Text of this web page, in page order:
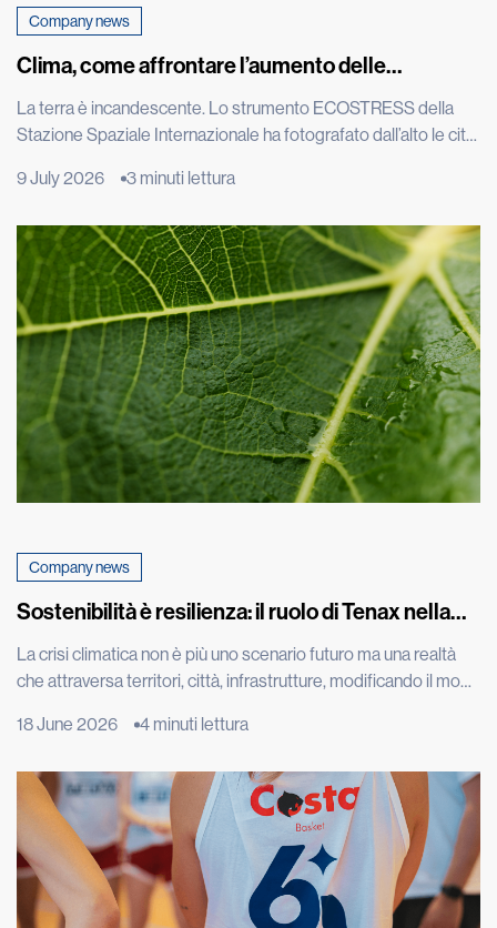
Company news
Clima, come affrontare l’aumento delle
La terra è incandescente. Lo strumento ECOSTRESS della
Stazione Spaziale Internazionale ha fotografato dall’alto le città
decenni e le immagini satellitari di Roma, Parigi e Madrid
nel cemento è visibile persino dallo spazio. L’effetto isola di
calore è un […]
9 July 2026 3 minuti lettura
Company news
Sostenibilità è resilienza: il ruolo di Tenax nella
La crisi climatica non è più uno scenario futuro ma una realtà
che attraversa territori, città, infrastrutture, modificando il modo
l’ambiente che ci circonda. A confermarlo i dati più recenti della
the Global Climate 2025” ha indicato gli ultimi undici […]
18 June 2026 4 minuti lettura